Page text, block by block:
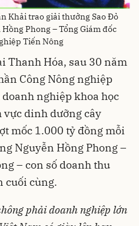
Khải trao giải thưởng Sao Đỏ
Phong – Tổng Giám đốc
Tiến Nông
Thanh Hóa, sau 30 năm
Công Nông nghiệp
nghiệp khoa học
dinh dưỡng cây
mốc 1.000 tỷ đồng mỗi
Nguyễn Hồng Phong –
– con số doanh thu
cuối cùng.
phảidoanhnghiệp lớn